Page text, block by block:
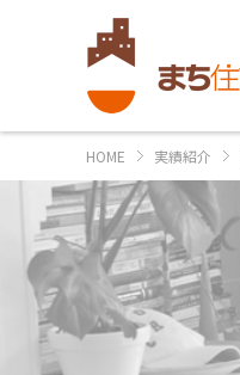
HOME 実績紹介